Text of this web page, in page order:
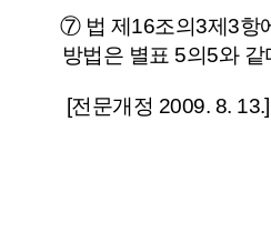
⑦ 법 제16조의3제3항
방법은 별표 5의5와 같
[전문개정 2009. 8. 13.]